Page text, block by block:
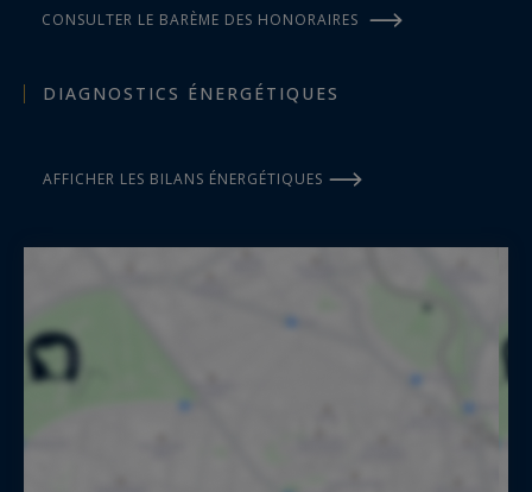
CONSULTER LE BARÈME DES HONORAIRES
DIAGNOSTICS ÉNERGÉTIQUES
AFFICHER LES BILANS ÉNERGÉTIQUES